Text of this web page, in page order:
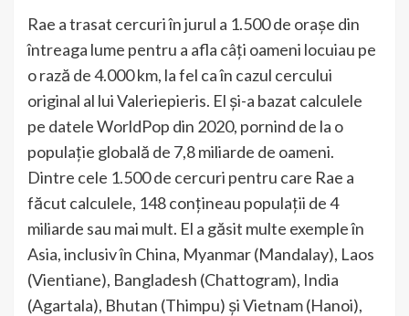
Rae a trasat cercuri în jurul a 1.500 de orașe din
întreaga lume pentru a afla câți oameni locuiau pe
o rază de 4.000 km, la fel ca în cazul cercului
original al lui Valeriepieris. El și-a bazat calculele
pe datele WorldPop din 2020, pornind de la o
populație globală de 7,8 miliarde de oameni.
Dintre cele 1.500 de cercuri pentru care Rae a
făcut calculele, 148 conțineau populații de 4
miliarde sau mai mult. El a găsit multe exemple în
Asia, inclusiv în China, Myanmar (Mandalay), Laos
(Vientiane), Bangladesh (Chattogram), India
(Agartala), Bhutan (Thimpu) și Vietnam (Hanoi),